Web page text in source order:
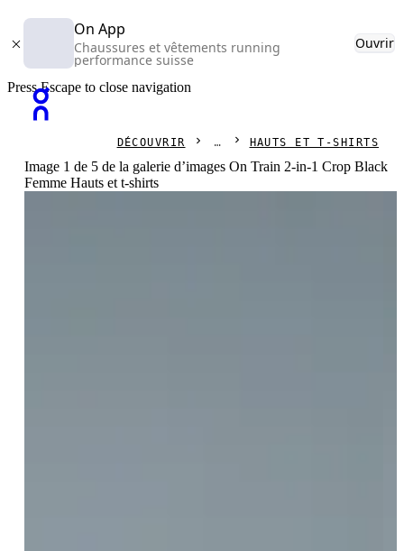
On App
Chaussures et vêtements running
performance suisse
Ouvrir
Press Escape to close navigation
DÉCOUVRIR HAUTS ET T-SHIRTS
Image 1 de 5 de la galerie d’images On Train 2-in-1 Crop Black
Femme Hauts et t-shirts